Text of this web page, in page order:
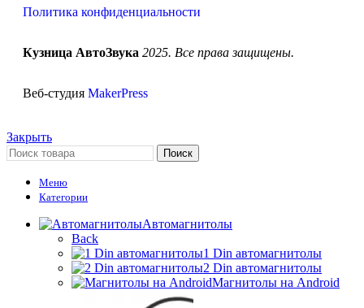
Политика конфиденциальности
Кузница АвтоЗвука 2025. Все права защищены.
Веб-студия MakerPress
Закрыть
Поиск
Меню
Категории
Автомагнитолы
Back
1 Din автомагнитолы
2 Din автомагнитолы
Магнитолы на Android